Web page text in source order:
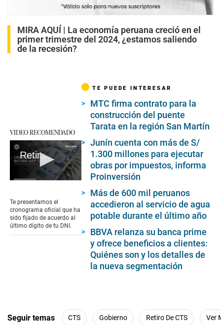
MIRA AQUÍ | La economía peruana creció en el
primer trimestre del 2024, ¿estamos saliendo
de la recesión?
VIDEO RECOMENDADO
Retiro AFP 2024: conoce el cronograma oficial para presentar la solicitud según el número de DNI
of
2
minutes,
23
seconds
Te presentamos el
cronograma oficial que ha
sido fijado de acuerdo al
último dígito de tu DNI.
TE PUEDE INTERESAR
MTC firma contrato para la
construcción del puente
Tarata en la región San Martín
Junín cuenta con más de S/
1.300 millones para ejecutar
obras por impuestos, informa
Proinversión
Más de 600 mil peruanos
accedieron al servicio de agua
potable durante el último año
BBVA relanza su banca prime
y ofrece beneficios a clientes:
Quiénes son y los detalles de
la nueva segmentación
Seguir temas CTS Gobierno Retiro De CTS Ver